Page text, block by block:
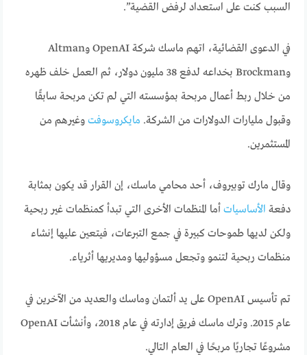
السبب كنت على استعداد لرفض القضية”.
في الدعوى القضائية، اتهم ماسك شركة OpenAI وAltman
وBrockman بخداعه لدفع 38 مليون دولار، ثم العمل خلف ظهره
من خلال ربط أعمال مربحة بمؤسسته التي لم تكن مربحة سابقًا
وقبول مليارات الدولارات من الشركة. مايكروسوفت وغيرهم من
المستثمرين.
وقال مارك توبيروف، أحد محامي ماسك، إن القرار قد يكون بمثابة
دفعة الأساسيات أما المنظمات الأخرى التي تبدأ كمنظمات غير ربحية
ولكن لديها طموحات كبيرة في جمع التبرعات، فيتعين عليها إنشاء
منظمات ربحية لتنمو وتجعل مسؤوليها ومديريها أثرياء.
تم تأسيس OpenAI على يد ألتمان وماسك والعديد من الآخرين في
عام 2015. وترك ماسك فريق إدارته في عام 2018، وأنشأت OpenAI
مشروعًا تجاريًا مربحًا في العام التالي.